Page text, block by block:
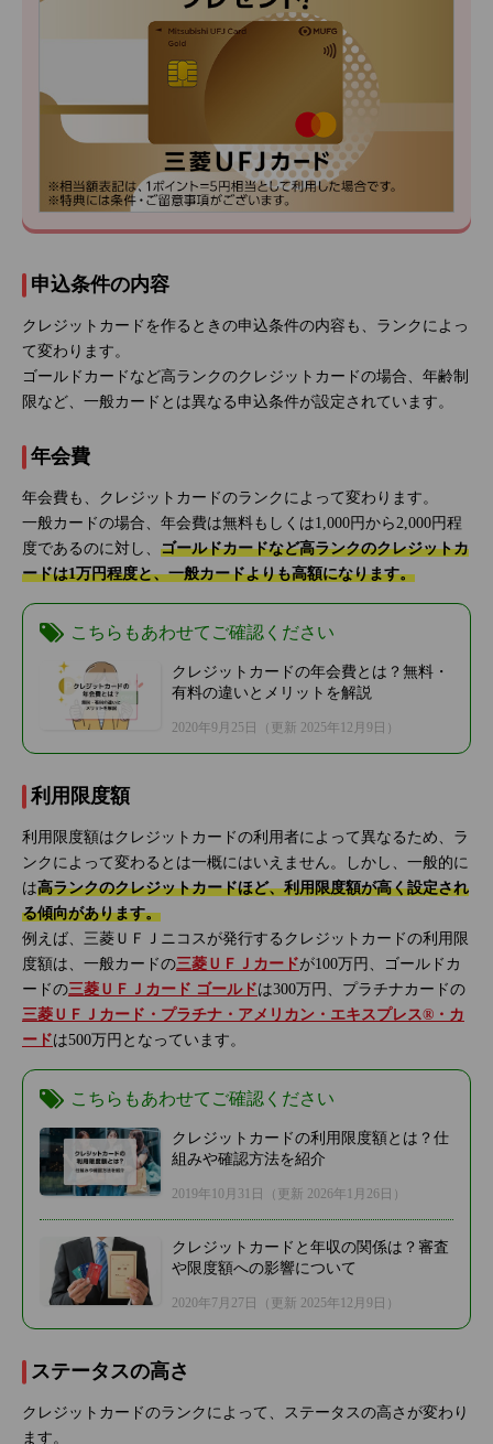
申込条件の内容
クレジットカードを作るときの申込条件の内容も、ランクによっ
て変わります。
ゴールドカードなど高ランクのクレジットカードの場合、年齢制
限など、一般カードとは異なる申込条件が設定されています。
年会費
年会費も、クレジットカードのランクによって変わります。
一般カードの場合、年会費は無料もしくは1,000円から2,000円程
度であるのに対し、 ゴールドカードなど高ランクのクレジットカ
ードは1万円程度と、一般カードよりも高額になります。
こちらもあわせてご確認ください
クレジットカードの年会費とは？無料・
有料の違いとメリットを解説
2020年9月25日 （更新 2025年12月9日）
利用限度額
利用限度額はクレジットカードの利用者によって異なるため、ラ
ンクによって変わるとは一概にはいえません。しかし、一般的に
は高ランクのクレジットカードほど、利用限度額が高く設定され
る傾向があります。
例えば、三菱ＵＦＪニコスが発行するクレジットカードの利用限
度額は、一般カードの三菱ＵＦＪカードが100万円、ゴールドカ
ードの三菱ＵＦＪカード ゴールドは300万円、プラチナカードの
三菱ＵＦＪカード・プラチナ・アメリカン・エキスプレス®・カ
ードは500万円となっています。
こちらもあわせてご確認ください
クレジットカードの利用限度額とは？仕
組みや確認方法を紹介
2019年10月31日 （更新 2026年1月26日）
クレジットカードと年収の関係は？審査
や限度額への影響について
2020年7月27日 （更新 2025年12月9日）
ステータスの高さ
クレジットカードのランクによって、ステータスの高さが変わり
ます。